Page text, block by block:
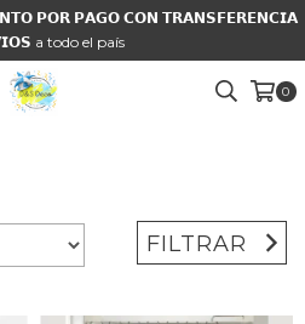
𝗣𝗢𝗥 𝗣𝗔𝗚𝗢 𝗖𝗢𝗡 𝗧𝗥𝗔𝗡𝗦𝗙𝗘𝗥𝗘𝗡𝗖𝗜𝗔
a todo el país
0
FILTRAR